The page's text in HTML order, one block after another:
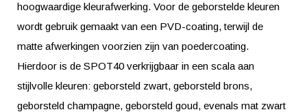
hoogwaardige kleurafwerking. Voor de geborstelde kleuren
wordt gebruik gemaakt van een PVD-coating, terwijl de
matte afwerkingen voorzien zijn van poedercoating.
Hierdoor is de SPOT40 verkrijgbaar in een scala aan
stijlvolle kleuren: geborsteld zwart, geborsteld brons,
geborsteld champagne, geborsteld goud, evenals mat zwart